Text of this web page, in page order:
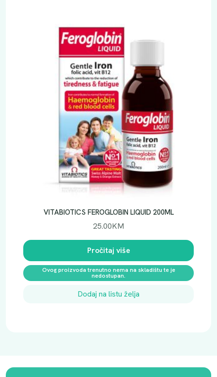
VITABIOTICS FEROGLOBIN LIQUID 200ML
25.00KM
Pročitaj više
Ovog proizvoda trenutno nema na skladištu te je
nedostupan.
Dodaj na listu želja